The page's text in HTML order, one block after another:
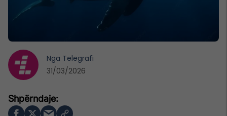
Nga Telegrafi
31/03/2026